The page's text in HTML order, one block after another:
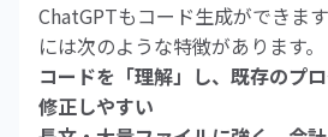
ChatGPTもコード生成ができま
には次のような特徴があります。
コードを「理解」し、既存のプ
修正しやすい